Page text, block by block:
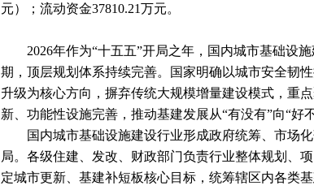
元）；流动资金37810.21万元。
2026年作为“十五五”开局之年，国内城市基础设
期，顶层规划体系持续完善。国家明确以城市安全韧
升级为核心方向，摒弃传统大规模增量建设模式，重
新、功能性设施完善，推动基建发展从“有没有”向“好
国内城市基础设施建设行业形成政府统筹、市场
局。各级住建、发改、财政部门负责行业整体规划、
定城市更新、基建补短板核心目标，统筹辖区内各类